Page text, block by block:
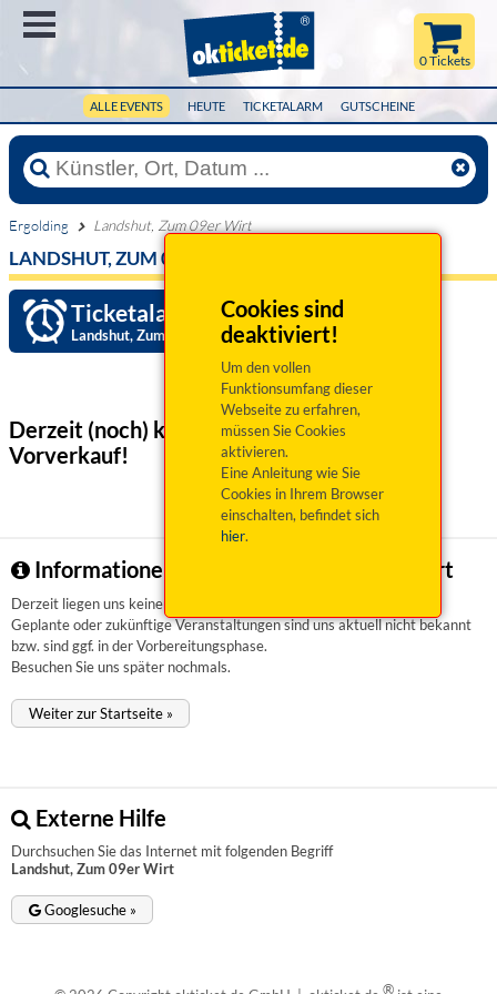
ALLE EVENTS HEUTE TICKETALARM GUTSCHEINE
0 Tickets
Cookies sind
deaktiviert!
Um den vollen
Funktionsumfang dieser
Webseite zu erfahren,
müssen Sie Cookies
aktivieren.
Eine Anleitung wie Sie
Cookies in Ihrem Browser
einschalten, befindet sich
hier.
Ergolding Landshut, Zum 09er Wirt
LANDSHUT, ZUM 09ER WIRT
Ticketalarm einrichten »
Landshut, Zum 09er Wirt
Derzeit (noch) keine Veranstaltungen
Vorverkauf!
Informationen zu Landshut, Zum 09er Wirt
Derzeit liegen uns keinerlei Informationen vor.
Geplante oder zukünftige Veranstaltungen sind uns aktuell nicht bekannt
bzw. sind ggf. in der Vorbereitungsphase.
Besuchen Sie uns später nochmals.
Weiter zur Startseite »
Externe Hilfe
Durchsuchen Sie das Internet mit folgenden Begriff
Landshut, Zum 09er Wirt
Googlesuche »
®